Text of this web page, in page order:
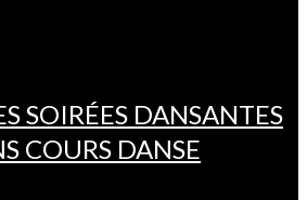
SOIRÉES DANSANTES
COURS DANSE